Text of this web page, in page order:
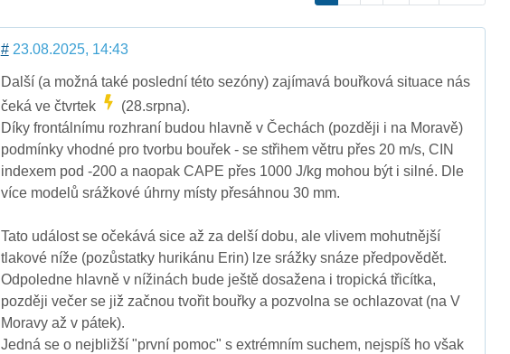
#23.08.2025, 14:43
Další (a možná také poslední této sezóny) zajímavá bouřková situace nás
čeká ve čtvrtek
(28.srpna).
Díky frontálnímu rozhraní budou hlavně v Čechách (později i na Moravě)
podmínky vhodné pro tvorbu bouřek - se střihem větru přes 20 m/s, CIN
indexem pod -200 a naopak CAPE přes 1000 J/kg mohou být i silné. Dle
více modelů srážkové úhrny místy přesáhnou 30 mm.
Tato událost se očekává sice až za delší dobu, ale vlivem mohutnější
tlakové níže (pozůstatky hurikánu Erin) lze srážky snáze předpovědět.
Odpoledne hlavně v nížinách bude ještě dosažena i tropická třicítka,
později večer se již začnou tvořit bouřky a pozvolna se ochlazovat (na V
Moravy až v pátek).
Jedná se o nejbližší "první pomoc" s extrémním suchem, nejspíš ho však